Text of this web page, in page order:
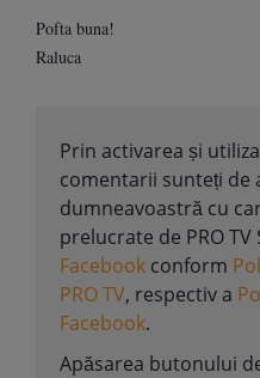
Pofta buna!
Raluca
Prin activarea și
comentarii sunteți de
dumneavoastră cu
prelucrate de PRO TV
Facebook conform
PRO TV, respectiv a
Facebook.
Apăsarea butonului